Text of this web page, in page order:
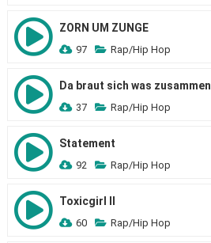
ZORN UM ZUNGE
97 Rap/Hip Hop
Da braut sich was zusammen
37 Rap/Hip Hop
Statement
92 Rap/Hip Hop
Toxicgirl II
60 Rap/Hip Hop